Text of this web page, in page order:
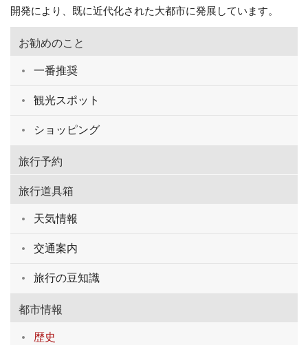
開発により、既に近代化された大都市に発展しています。
お勧めのこと
一番推奨
観光スポット
ショッピング
旅行予約
旅行道具箱
天気情報
交通案内
旅行の豆知識
都市情報
歴史